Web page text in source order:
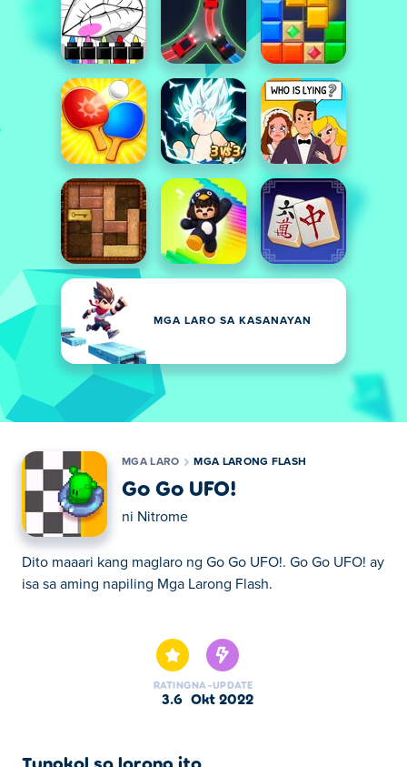
MGA LARO SA KASANAYAN
MGA LARO MGA LARONG FLASH
Go Go UFO!
ni Nitrome
Dito maaari kang maglaro ng Go Go UFO!. Go Go UFO! ay
isa sa aming napiling Mga Larong Flash.
RATING
3.6
NA-UPDATE
Okt 2022
Tungkol sa larong ito